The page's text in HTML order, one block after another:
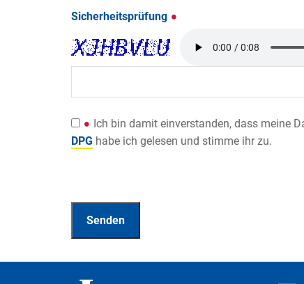
Sicherheitsprüfung
Ich bin damit einverstanden, dass meine
DPG habe ich gelesen und stimme ihr zu.